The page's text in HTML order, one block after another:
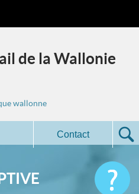
de la Wallonie
wallonne
Contact